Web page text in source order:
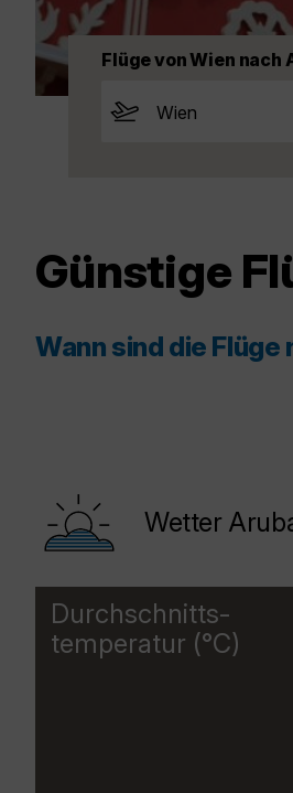
Flüge von Wien nach
Günstige
Wann sind die
Wetter
Durchschnitts-
temperatur (°C)